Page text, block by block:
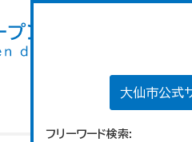
大仙市公式
フリーワード検索